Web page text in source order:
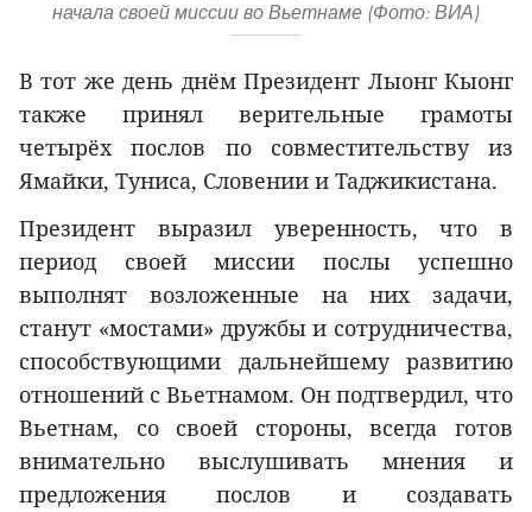
начала своей миссии во Вьетнаме (Фото: ВИА)
В тот же день днём Президент Лыонг Кыонг
также принял верительные грамоты
четырёх послов по совместительству из
Ямайки, Туниса, Словении и Таджикистана.
Президент выразил уверенность, что в
период своей миссии послы успешно
выполнят возложенные на них задачи,
станут «мостами» дружбы и сотрудничества,
способствующими дальнейшему развитию
отношений с Вьетнамом. Он подтвердил, что
Вьетнам, со своей стороны, всегда готов
внимательно выслушивать мнения и
предложения послов и создавать